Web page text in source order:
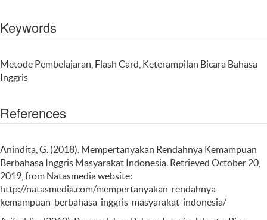
Keywords
Metode Pembelajaran, Flash Card, Keterampilan Bicara Bahasa
Inggris
References
Anindita, G. (2018). Mempertanyakan Rendahnya Kemampuan
Berbahasa Inggris Masyarakat Indonesia. Retrieved October 20,
2019, from Natasmedia website:
http://natasmedia.com/mempertanyakan-rendahnya-
kemampuan-berbahasa-inggris-masyarakat-indonesia/